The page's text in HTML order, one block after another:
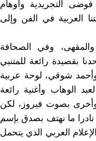
التجريدية وأوهام
العربية في الفن وإلى
وفي الصحافة
بقصيدة رائعة للمتنبي
شوقي، لوحة عربية
الوهاب وأغنية رائعة
بصوت فيروز، لكن
نادرا ما نهتف بصدق بإسم
العربي الذي يتحمل